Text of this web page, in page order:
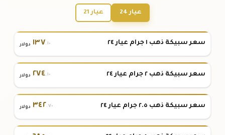
عيار 24 عيار 21
سعر سبيكة ذهب ١ جرام عيار ٢٤ ١٣٧.١٠ دولار
سعر سبيكة ذهب ٢ جرام عيار ٢٤ ٢٧٤.١٠ دولار
سعر سبيكة ذهب ٢.٥ جرام عيار ٢٤ ٣٤٢.٧٠ دولار